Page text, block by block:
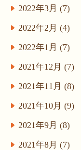
2022年3月 (7)
2022年2月 (4)
2022年1月 (7)
2021年12月 (7)
2021年11月 (8)
2021年10月 (9)
2021年9月 (8)
2021年8月 (7)